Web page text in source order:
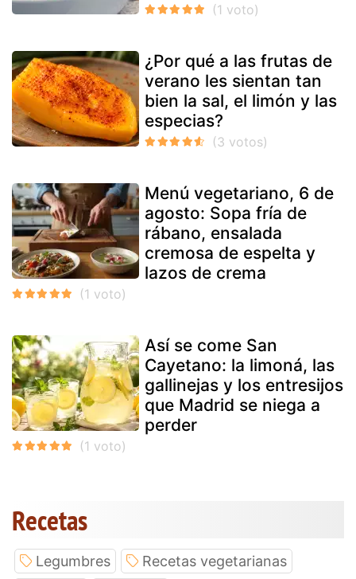
¿Por qué a las frutas de
verano les sientan tan
bien la sal, el limón y las
especias?
Menú vegetariano, 6 de
agosto: Sopa fría de
rábano, ensalada
cremosa de espelta y
lazos de crema
Así se come San
Cayetano: la limoná, las
gallinejas y los entresijos
que Madrid se niega a
perder
Recetas
Legumbres
Recetas vegetarianas